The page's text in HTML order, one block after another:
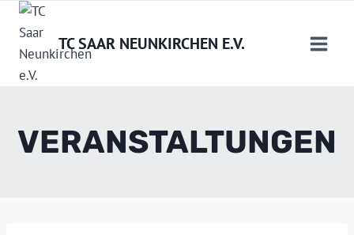
Zum
Inhalt
springen TC SAAR NEUNKIRCHEN E.V.
VERANSTALTUNGEN